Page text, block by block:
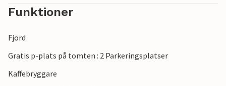
och kajakpaddling. Ta också en tur med Flåmsbanan.
Granne N22020.
Funktioner
Fjord
Gratis p-plats på tomten : 2 Parkeringsplatser
Kaffebryggare